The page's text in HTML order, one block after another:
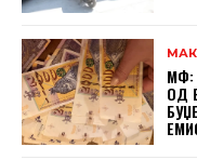
МФ:
ОД